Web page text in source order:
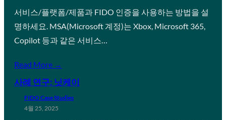
서비스/플랫폼/제품과 FIDO 인증을 사용하는 방법을 설
명하세요. MSA(Microsoft 계정)는 Xbox, Microsoft 365,
Copilot 등과 같은 서비스…
Read More →
사례 연구: 닛케이
FIDO Case Studies
4월 25, 2025